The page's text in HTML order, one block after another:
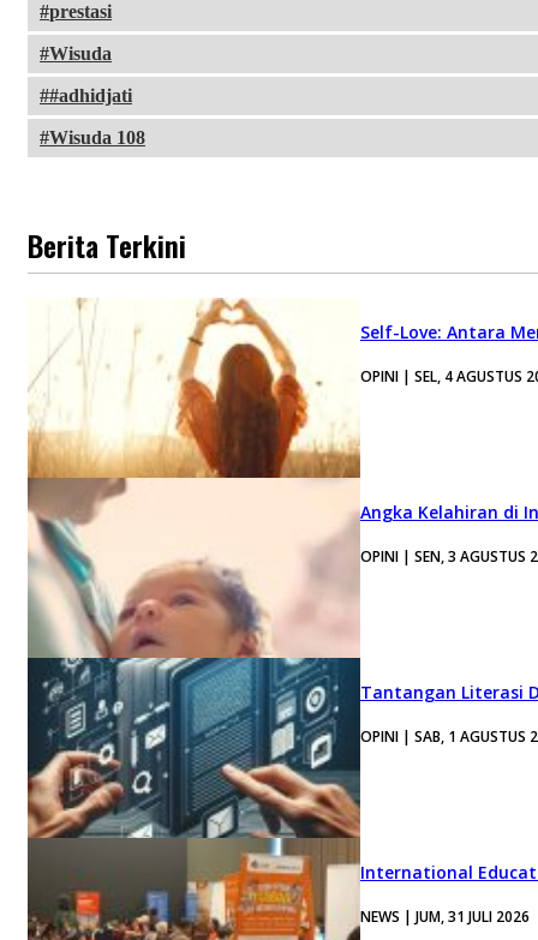
prestasi
Wisuda
#adhidjati
Wisuda 108
Berita Terkini
Self-Love: Antara
OPINI | SEL, 4 AGUSTUS
Angka Kelahiran di
OPINI | SEN, 3 AGUSTUS
Tantangan Literasi
OPINI | SAB, 1 AGUSTUS
International
NEWS | JUM, 31 JULI 2026